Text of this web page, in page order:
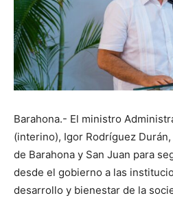
Barahona.- El ministro
(interino), Igor Rodríguez
de Barahona y San Juan para
desde el gobierno a las
desarrollo y bienestar de la